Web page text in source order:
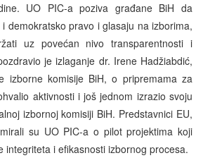
UO PIC-a poziva građane BiH da
demokratsko pravo i glasaju na izborima,
uz povećan nivo transparentnosti i
je izlaganje dr. Irene Hadžiabdić,
izborne komisije BiH, o pripremama za
aktivnosti i još jednom izrazio svoju
izbornoj komisiji BiH. Predstavnici EU,
su UO PIC-a o pilot projektima koji
integriteta i efikasnosti izbornog procesa.